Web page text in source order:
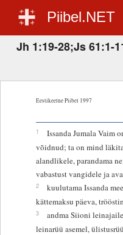
Piibel.NET
Jh 1:19-28;Js 61:1-
Eestikeelne Piibel 1997
1
Issanda Jumala Vaim
võidnud; ta on mind
alandlikele, parandama
vabastust vangidele ja
2
kuulutama Issanda
kättemaksu päeva,
3
andma Siioni
leinarüü asemel,